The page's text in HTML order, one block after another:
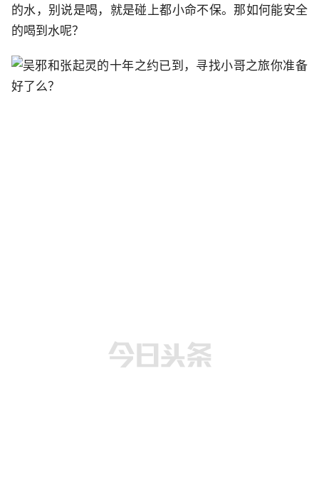
的水，别说是喝，就是碰上都小命不保。那如何能安全
的喝到水呢？